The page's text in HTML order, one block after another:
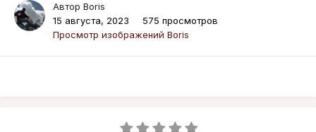
Автор Boris
15 августа, 2023
575 просмотров
Просмотр изображений Boris